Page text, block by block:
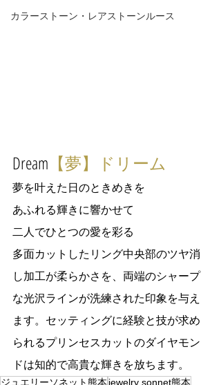
カラーストーン・レアストーンルース
Dream 【夢】ドリーム
夢を叶えた日のときめきを
あふれる輝きに響かせて
二人でひとつの愛を彩る
多面カットしたリング中央部のツヤ消
し加工が柔らかさを、両端のシャープ
な光沢ラインが洗練された印象を与え
ます。セッティングに経験と技が求め
られるプリンセスカットのダイヤモン
ドは知的で高貴な輝きを放ちます。
ジュエリーソネット熊本 jewelry sonnet熊本